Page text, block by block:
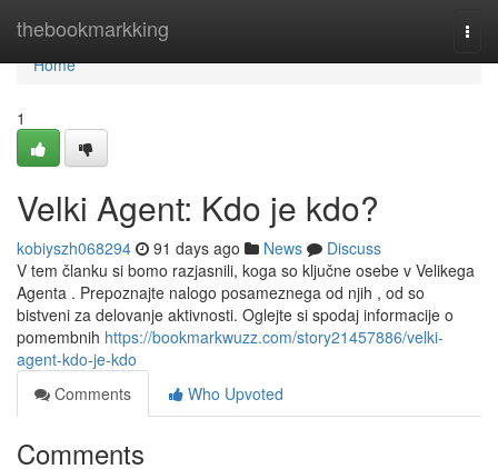
thebookmarkking
Home
Home
1
Velki Agent: Kdo je kdo?
kobiyszh068294 91 days ago News
Discuss
V tem članku si bomo razjasnili, koga so ključne osebe v Velikega
Agenta . Prepoznajte nalogo posameznega od njih , od so
bistveni za delovanje aktivnosti. Oglejte si spodaj informacije o
pomembnih https://bookmarkwuzz.com/story21457886/velki-
agent-kdo-je-kdo
Comments
Who Upvoted
Comments